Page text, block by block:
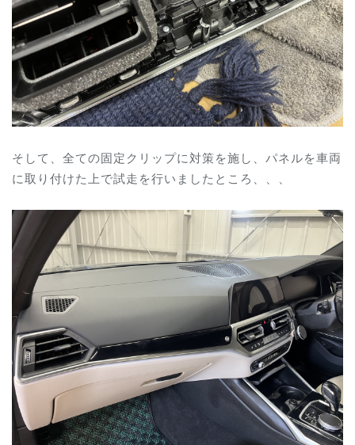
そして、全ての固定クリップに対策を施し、パネルを車両
に取り付けた上で試走を行いましたところ、、、